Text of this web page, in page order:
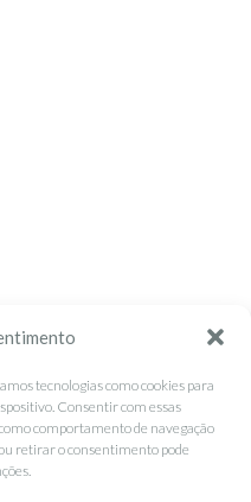
tecnologias como cookies para
Consentir com essas
comportamento de navegação
retirar o consentimento pode